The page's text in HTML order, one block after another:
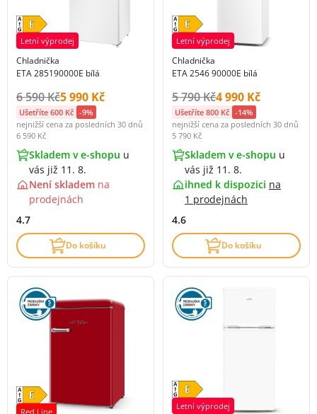
Letní výprodej
Chladnička
ETA 285190000E bílá
Původní cena s DPH:
6 590 KčCena s DPH:
5 990 Kč
Ušetříte 600 Kč -9%
nejnižší cena za posledních 30 dnů
6 590 Kč
Skladem v e-shopu u
vás již 11. 8.
Není skladem na
prodejnách
4.7
Do košíku
Letní výprodej
Chladnička
ETA 2546 90000E bílá
Původní cena s DPH:
5 790 KčCena s DPH:
4 990 Kč
Ušetříte 800 Kč -14%
nejnižší cena za posledních 30 dnů
5 790 Kč
Skladem v e-shopu u
vás již 11. 8.
ihned k dispozici na
1 prodejnách
4.6
Do košíku
Red Line
Letní výprodej